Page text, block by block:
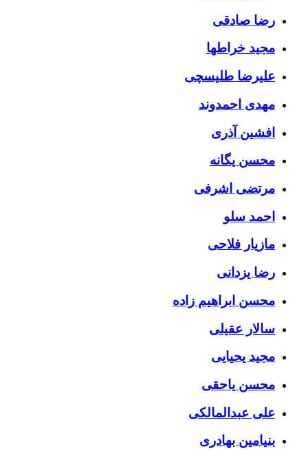
رضا صادقی
مجید خراطها
علیرضا طلیسچی
مهدی احمدوند
افشین آذری
محسن یگانه
مرتضی اشرفی
احمد سلو
مازیار فلاحی
رضا یزدانی
محسن ابراهیم زاده
سالار عقیلی
مجید یحیایی
محسن یاحقی
علی عبدالمالکی
بنیامین بهادری